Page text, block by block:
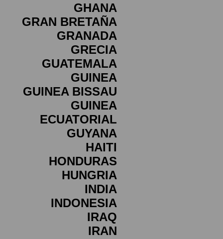
GHANA
GRAN BRETAÑA
GRANADA
GRECIA
GUATEMALA
GUINEA
GUINEA BISSAU
GUINEA
ECUATORIAL
GUYANA
HAITI
HONDURAS
HUNGRIA
INDIA
INDONESIA
IRAQ
IRAN